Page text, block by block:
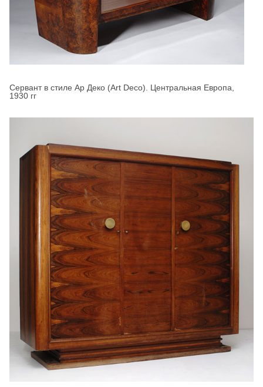
Сервант в стиле Ар Деко (Art Deco). Центральная Европа,
1930 гг